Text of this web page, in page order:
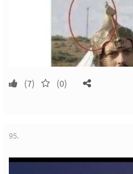
(7) (0)
95.